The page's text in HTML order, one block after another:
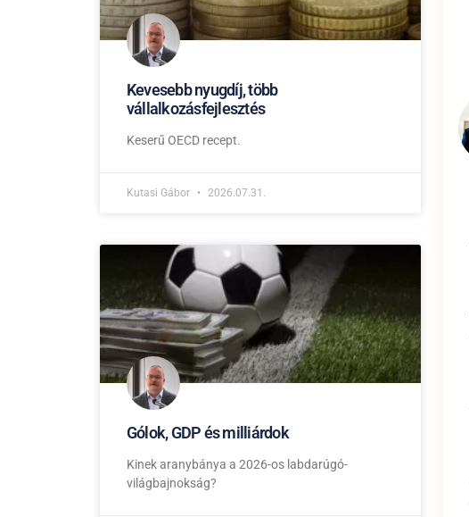
Kevesebb nyugdíj, több
vállalkozásfejlesztés
Keserű OECD recept.
Kutasi Gábor 2026.07.31.
Gólok, GDP és milliárdok
Kinek aranybánya a 2026-os labdarúgó-
világbajnokság?